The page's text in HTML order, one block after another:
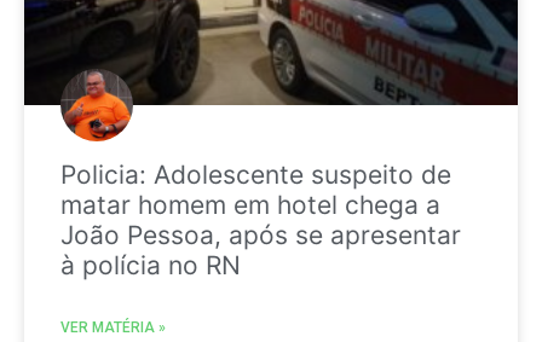
Policia: Adolescente suspeito de
matar homem em hotel chega a
João Pessoa, após se apresentar
à polícia no RN
VER MATÉRIA »